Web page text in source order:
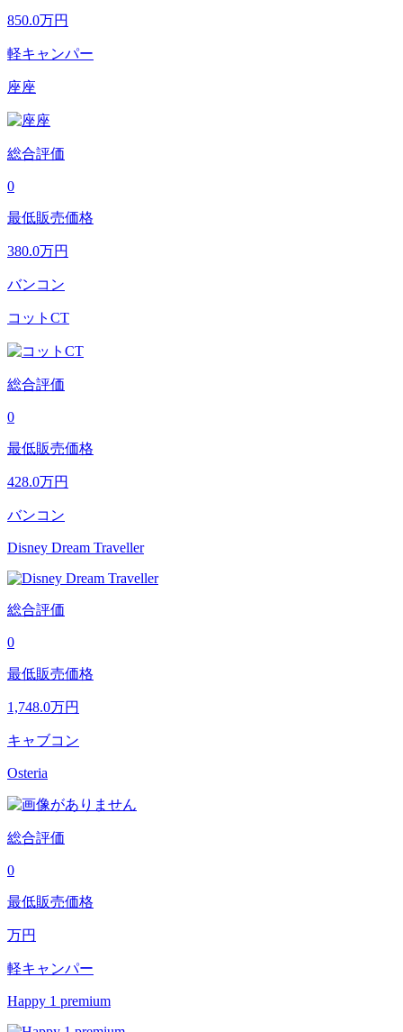
850.0万円
軽キャンパー
座座
総合評価
0
最低販売価格
380.0万円
バンコン
コットCT
総合評価
0
最低販売価格
428.0万円
バンコン
Disney Dream Traveller
総合評価
0
最低販売価格
1,748.0万円
キャブコン
Osteria
総合評価
0
最低販売価格
万円
軽キャンパー
Happy 1 premium